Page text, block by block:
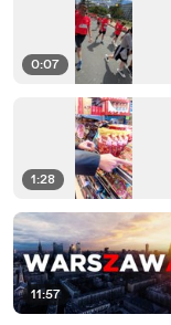
0:07
1:28
11:57